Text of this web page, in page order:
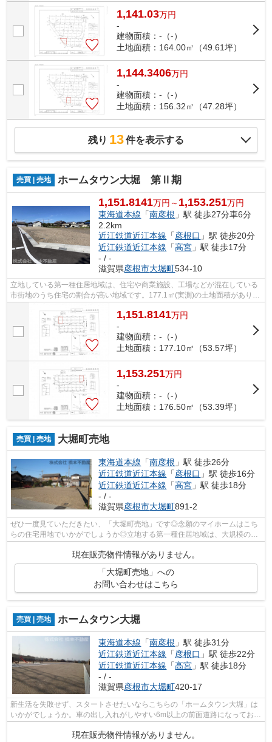
1,141.03万円
-
建物面積：-（-）
土地面積：164.00㎡（49.61坪）
1,144.3406万円
-
建物面積：-（-）
土地面積：156.32㎡（47.28坪）
残り 13件を表示する
売買 | 売地 ホームタウン大堀 第Ⅱ期
1,151.8141万円～ 1,153.251万円
東海道本線 「南彦根 」駅 徒歩27分車6分
2.2km
近江鉄道近江本線 「彦根口 」駅 徒歩20分
近江鉄道近江本線 「高宮 」駅 徒歩17分
- / -
滋賀県彦根市大堀町534-10
立地している第一種住居地域は、住宅や商業施設、工場などが混在している
市街地のうち住宅の割合が高い地域です。177.1㎡(実測)の土地面積がありま
す。経済面での圧迫が相場より低く、...
1,151.8141万円
-
建物面積：-（-）
土地面積：177.10㎡（53.57坪）
1,153.251万円
-
建物面積：-（-）
土地面積：176.50㎡（53.39坪）
売買 | 売地 大堀町売地
東海道本線 「南彦根 」駅 徒歩26分
近江鉄道近江本線 「彦根口 」駅 徒歩16分
近江鉄道近江本線 「高宮 」駅 徒歩18分
- / -
滋賀県彦根市大堀町891-2
ぜひ一度見ていただきたい、「大堀町売地」です◎念願のマイホームはこち
らの住宅用地でいかがでしょうか◎立地する第一種住居地域は、大規模の工
場、映画館のような人が集まる娯楽施設...
現在販売物件情報がありません。
「大堀町売地」への
お問い合わせはこちら
売買 | 売地 ホームタウン大堀
東海道本線 「南彦根 」駅 徒歩31分
近江鉄道近江本線 「彦根口 」駅 徒歩22分
近江鉄道近江本線 「高宮 」駅 徒歩18分
- / -
滋賀県彦根市大堀町420-17
新生活を失敗せず、スタートさせたいならこちらの「ホームタウン大堀」は
いかがでしょうか。車の出し入れがしやすい6m以上の前面道路になっており
現在販売物件情報がありません。